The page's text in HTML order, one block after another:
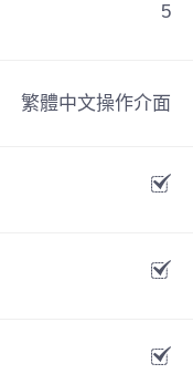
5
繁體中文操作介面